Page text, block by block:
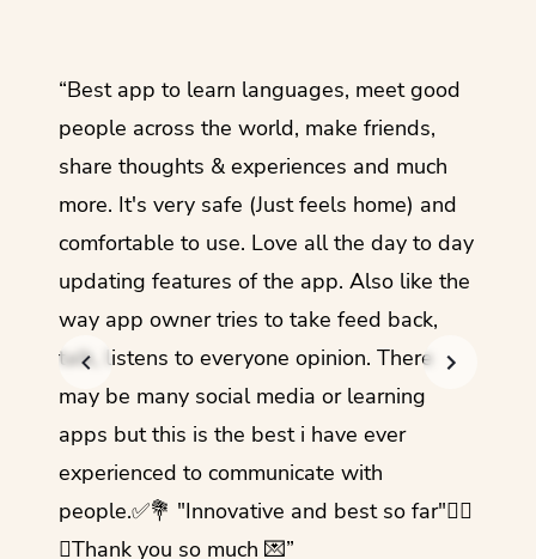
“Best app to learn languages, meet good
people across the world, make friends,
share thoughts & experiences and much
more. It's very safe (Just feels home) and
comfortable to use. Love all the day to day
updating features of the app. Also like the
way app owner tries to take feed back,
talk, listens to everyone opinion. There
may be many social media or learning
apps but this is the best i have ever
experienced to communicate with
people.✅💐 "Innovative and best so far"✌🏻
💜Thank you so much 💌”